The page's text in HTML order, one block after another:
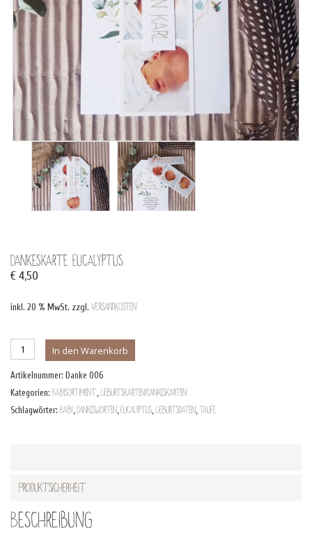
Dankeskarte Eucalyptus
€ 4,50
inkl. 20 % MwSt. zzgl. Versandkosten
Dankeskarte
Eucalyptus
Menge
In den Warenkorb
Artikelnummer: Danke 006
Kategorien: Babysortiment Geburtskarten/Dankeskarten
Schlagwörter: Baby Dankesworten Eucalyptus Geburtsdaten Taufe
Produktsicherheit
Beschreibung